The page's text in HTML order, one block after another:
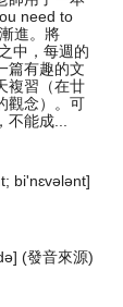
need to
進。將
中，每週的
篇有趣的文
複習（在廿
觀念）。可
不能成...
bi'nɛvələnt]
(發音來源)